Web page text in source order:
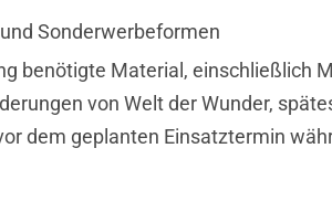
Sonderwerbeformen
benötigte Material, einschließlich
von Welt der Wunder,
dem geplanten Einsatztermin